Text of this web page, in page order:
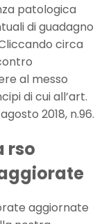
patologica
di guadagno
circa
al messo
di cui all’art.
2018, n.96.
rso
aggiornate